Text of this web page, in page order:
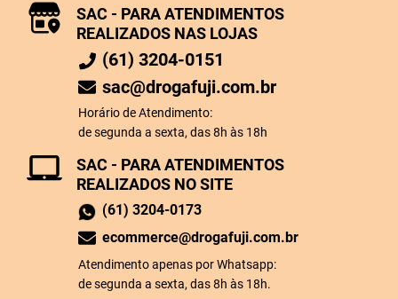
SAC - PARA ATENDIMENTOS
REALIZADOS NO SITE
(61) 3204-0173
ecommerce@drogafuji.com.br
Atendimento apenas por Whatsapp:
de segunda a sexta, das 8h às 18h.
SAC - PARA ATENDIMENTOS
REALIZADOS NAS LOJAS
(61) 3204-0151
sac@drogafuji.com.br
Horário de Atendimento:
de segunda a sexta, das 8h às 18h